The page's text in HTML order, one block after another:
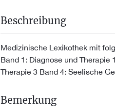
Beschreibung
Medizinische Lexikothek mit
Band 1: Diagnose und Therapie
Therapie 3 Band 4: Seelische
Bemerkung